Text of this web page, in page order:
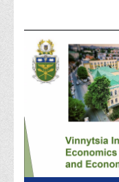
Права
Обліку та
Фінансів
Іноземної
Відділи
Реклами та
Наукової роботи